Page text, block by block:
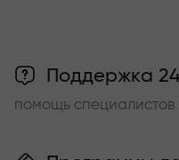
Поддержка
помощь